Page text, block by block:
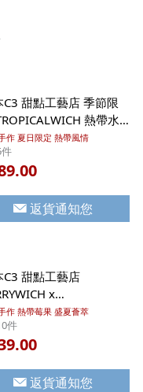
C3 甜點工藝店 季節限
熱帶水
奏 果乾芒果忌廉夾心
酥餅 禮盒 (1盒5件)【市
- 日本市集】
作 夏日限定 熱帶風情
返貨通知您
C3 甜點工藝店
x
仲夏水果三
果乾夾心曲奇酥餅 禮盒
件)【市集世界 - 日本
作 熱帶莓果 盛夏薈萃
件
返貨通知您